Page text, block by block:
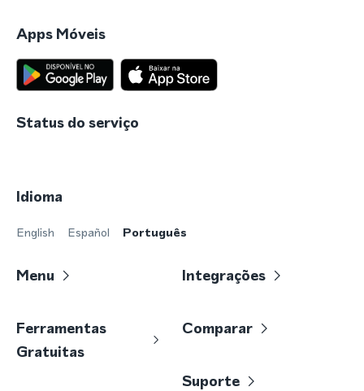
Apps Móveis
Status do serviço
Idioma
English Español Português
Menu Integrações
Ferramentas
Gratuitas
Comparar
Suporte